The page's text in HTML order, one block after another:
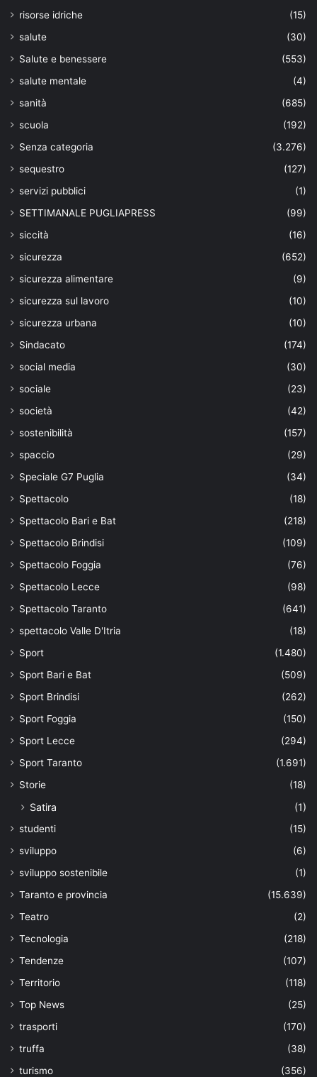
risorse idriche
(15)
salute
(30)
Salute e benessere
(553)
salute mentale
(4)
sanità
(685)
scuola
(192)
Senza categoria
(3.276)
sequestro
(127)
servizi pubblici
(1)
SETTIMANALE PUGLIAPRESS
(99)
siccità
(16)
sicurezza
(652)
sicurezza alimentare
(9)
sicurezza sul lavoro
(10)
sicurezza urbana
(10)
Sindacato
(174)
social media
(30)
sociale
(23)
società
(42)
sostenibilità
(157)
spaccio
(29)
Speciale G7 Puglia
(34)
Spettacolo
(18)
Spettacolo Bari e Bat
(218)
Spettacolo Brindisi
(109)
Spettacolo Foggia
(76)
Spettacolo Lecce
(98)
Spettacolo Taranto
(641)
spettacolo Valle D'Itria
(18)
Sport
(1.480)
Sport Bari e Bat
(509)
Sport Brindisi
(262)
Sport Foggia
(150)
Sport Lecce
(294)
Sport Taranto
(1.691)
Storie
(18)
Satira (1)
studenti
(15)
sviluppo
(6)
sviluppo sostenibile
(1)
Taranto e provincia
(15.639)
Teatro
(2)
Tecnologia
(218)
Tendenze
(107)
Territorio
(118)
Top News
(25)
trasporti
(170)
truffa
(38)
turismo
(356)